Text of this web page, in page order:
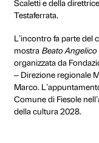
dedica aFra’
Avviato nel
trasformando
profondamente
prende parola
in dialogo con